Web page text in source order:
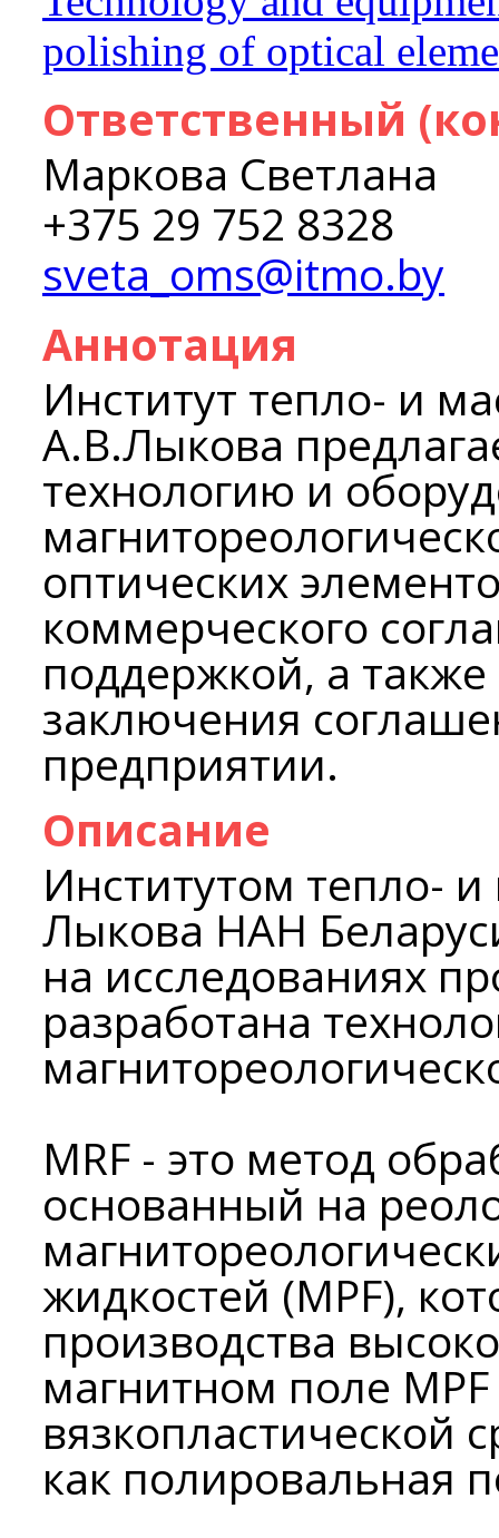
polishing of optical
Ответственный
Маркова Светлана
+375 29 752 8328
sveta_oms@itmo.by
Аннотация
Институт тепло- и
А.В.Лыкова
технологию и
оптических
коммерческого
поддержкой, а
заключения
предприятии.
Описание
Институтом тепло-
Лыкова НАН
на исследованиях
разработана
MRF - это метод
основанный на
жидкостей (MPF),
производства
магнитном поле MPF
вязкопластической
как полировальная